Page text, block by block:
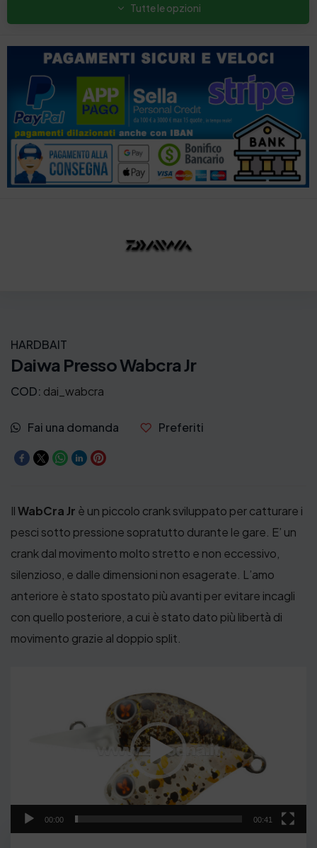
Tutte le opzioni
HARDBAIT
Daiwa Presso Wabcra Jr
COD: dai_wabcra
Fai una domanda Preferiti
IlWabCra Jr è un piccolo crank sviluppato per catturare i
pesci sotto pressione sopratutto durante le gare. E’ un
crank dal movimento molto stretto e non eccessivo,
silenzioso, e dalle dimensioni non esagerate. L’amo
anteriore è stato spostato più avanti per evitare incagli
con quello posteriore, a cui è stato dato più libertà di
movimento grazie al doppio split.
l
00:00 00:41